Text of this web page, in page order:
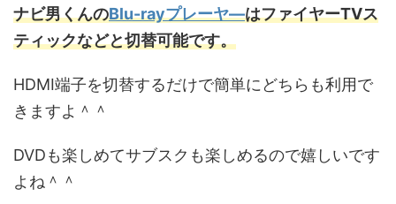
ナビ男くんのBlu-rayプレーヤ―はファイヤーTVス
ティックなどと切替可能です。
HDMI端子を切替するだけで簡単にどちらも利用で
きますよ＾＾
DVDも楽しめてサブスクも楽しめるので嬉しいです
よね＾＾